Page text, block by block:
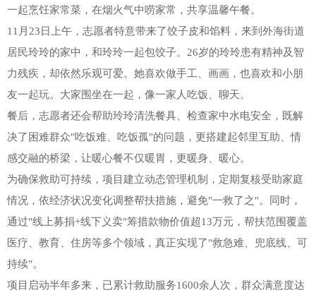
一起烹饪家常菜，在烟火气中唠家常，共享温馨午餐。
11月23日上午，志愿者特意带来了饺子皮和馅料，来到外海街道
居民玲玲的家中，和玲玲一起包饺子。26岁的玲玲患有精神及智
力残疾，却依然乐观可爱。她喜欢做手工、画画，也喜欢和小朋
友一起玩。大家围坐在一起，像一家人吃饭、聊天。
餐后，志愿者还会帮助玲玲清洗餐具、检查家中水电安全，既解
决了困难群众"吃饭难、吃饭孤"的问题，更搭建起邻里互助、情
感交融的桥梁，让暖心餐不仅暖胃，更暖身、暖心。
为确保救助可持续，项目建立动态管理机制，定期复核受助家庭
情况，依经济状况变化调整帮扶措施，避免"一救了之"。同时，
通过"线上募捐+线下义卖"筹措款物价值超13万元，帮扶范围覆盖
医疗、教育、住房等多个领域，真正实现了"救急难、兜底线、可
持续"。
项目启动半年多来，已累计救助服务1600余人次，群众满意度达